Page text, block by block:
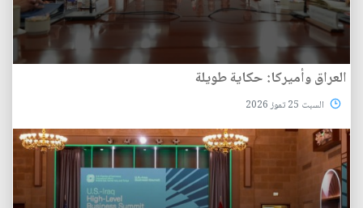
العراق وأميركا: حكاية طويلة
السبت 25 تموز 2026